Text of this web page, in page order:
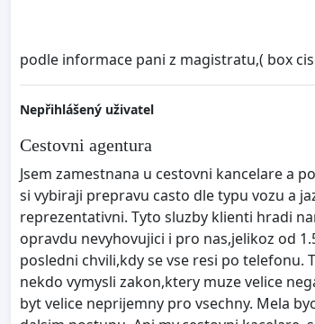
podle informace pani z magistratu,( box
Nepřihlášený uživatel
Cestovni agentura
Jsem zamestnana u cestovni kancelare a
si vybiraji prepravu casto dle typu vozu a
reprezentativni. Tyto sluzby klienti hradi
opravdu nevyhovujici i pro nas,jelikoz od
posledni chvili,kdy se vse resi po telefonu.
nekdo vymysli zakon,ktery muze velice
byt velice neprijemny pro vsechny. Mela